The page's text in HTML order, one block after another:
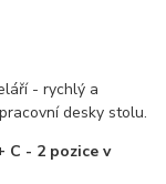
- rychlý a
desky stolu.
C - 2 pozice v